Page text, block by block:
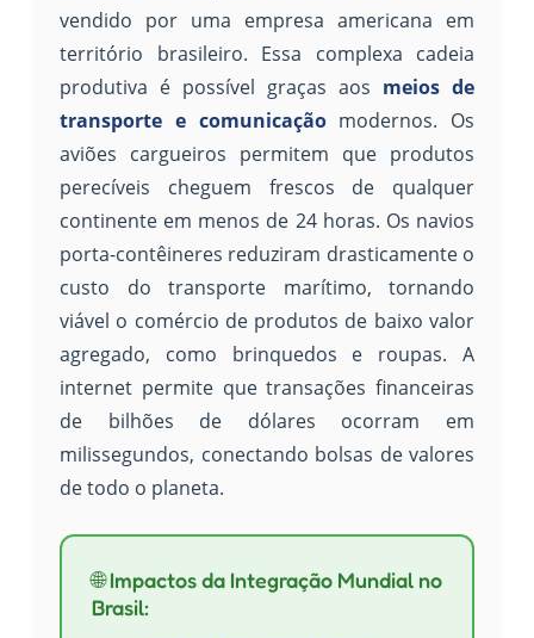
vendido por uma empresa americana em
território brasileiro. Essa complexa cadeia
produtiva é possível graças aos meios de
transporte e comunicaçãomodernos. Os
aviões cargueiros permitem que produtos
perecíveis cheguem frescos de qualquer
continente em menos de 24 horas. Os navios
porta-contêineres reduziram drasticamente o
custo do transporte marítimo, tornando
viável o comércio de produtos de baixo valor
agregado, como brinquedos e roupas. A
internet permite que transações financeiras
de bilhões de dólares ocorram em
milissegundos, conectando bolsas de valores
de todo o planeta.
🌐 Impactos da Integração Mundial no
Brasil: